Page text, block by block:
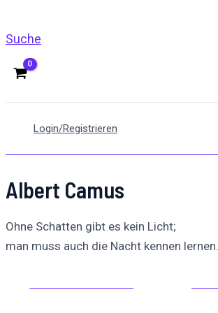
Suche
Login/Registrieren
Albert Camus
Ohne Schatten gibt es kein Licht;
man muss auch die Nacht kennen lernen.